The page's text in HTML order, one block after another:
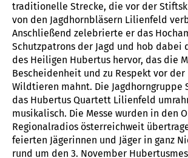
traditionelle Strecke, die vor der
von den Jagdhornbläsern Lilienfeld
Anschließend zelebrierte er das
Schutzpatrons der Jagd und hob dabei
des Heiligen Hubertus hervor, das die
Bescheidenheit und zu Respekt vor
Wildtieren mahnt. Die Jagdhorngruppe
das Hubertus Quartett Lilienfeld
musikalisch. Die Messe wurden in den
Regionalradios österreichweit
feierten Jägerinnen und Jäger in ganz
rund um den 3. November